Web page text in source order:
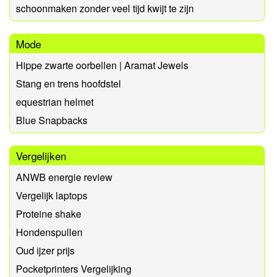
schoonmaken zonder veel tijd kwijt te zijn
Mode
Hippe zwarte oorbellen | Aramat Jewels
Stang en trens hoofdstel
equestrian helmet
Blue Snapbacks
Vergelijken
ANWB energie review
Vergelijk laptops
Proteine shake
Hondenspullen
Oud ijzer prijs
Pocketprinters Vergelijking